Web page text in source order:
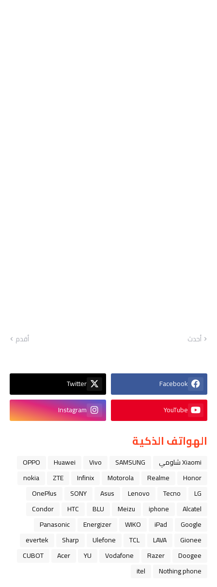
أحدث أقدم
Facebook
Twitter
YouTube
Instagram
الهواتف الذكية
Xiaomi شاومي SAMSUNG
Vivo
Huawei
OPPO
Honor
Realme
Motorola
Infinix
ZTE
nokia
LG
Tecno
Lenovo
Asus
SONY
OnePlus
Alcatel
iphone
Meizu
BLU
HTC
Condor
Google
iPad
WIKO
Energizer
Panasonic
Gionee
LAVA
TCL
Ulefone
Sharp
evertek
Doogee
Razer
Vodafone
YU
Acer
CUBOT
Nothing phone
itel